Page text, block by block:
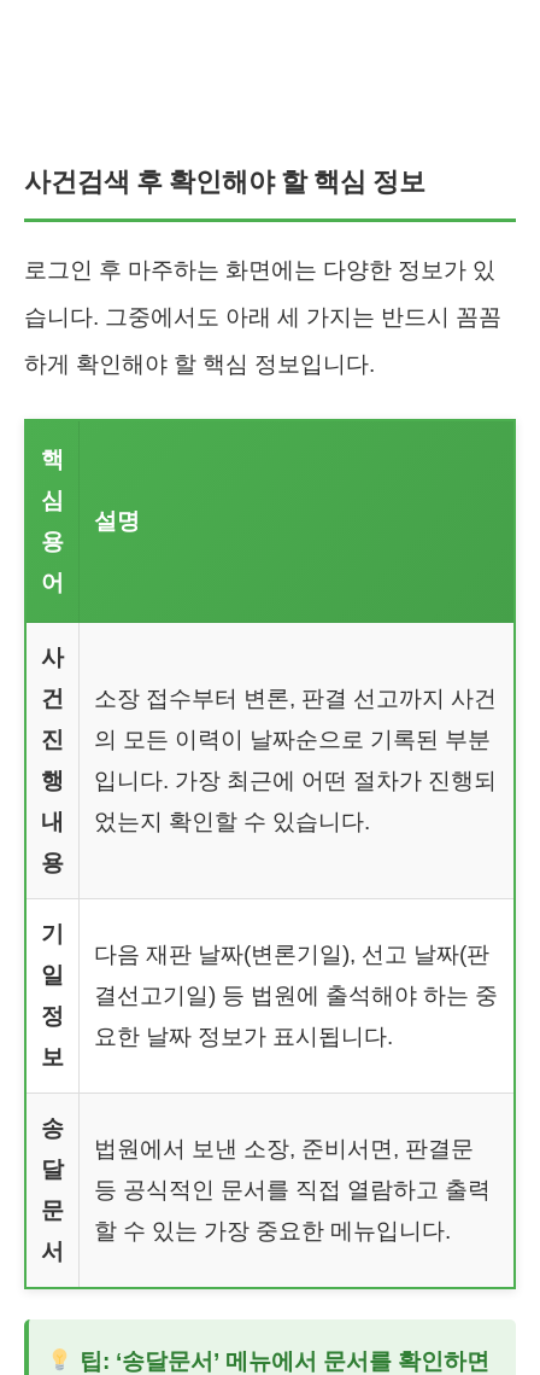
사건검색 후 확인해야 할 핵심 정보
로그인 후 마주하는 화면에는 다양한 정보가 있
습니다. 그중에서도 아래 세 가지는 반드시 꼼꼼
하게 확인해야 할 핵심 정보입니다.
핵
심
용
어
설명
사
건
진
행
내
용
소장 접수부터 변론, 판결 선고까지 사건
의 모든 이력이 날짜순으로 기록된 부분
입니다. 가장 최근에 어떤 절차가 진행되
었는지 확인할 수 있습니다.
기
일
정
보
다음 재판 날짜(변론기일), 선고 날짜(판
결선고기일) 등 법원에 출석해야 하는 중
요한 날짜 정보가 표시됩니다.
송
달
문
서
법원에서 보낸 소장, 준비서면, 판결문
등 공식적인 문서를 직접 열람하고 출력
할 수 있는 가장 중요한 메뉴입니다.
팁: ‘송달문서’ 메뉴에서 문서를 확인하면